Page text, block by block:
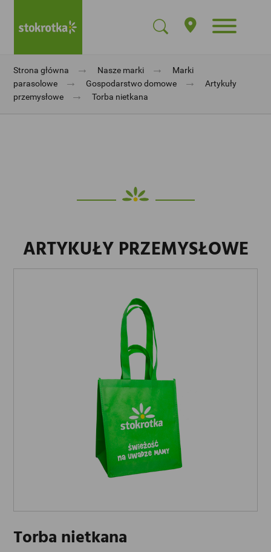
Strona główna → Nasze marki →
Marki
parasolowe
→ Gospodarstwo domowe →
Artykuły
przemysłowe
→ Torba nietkana
ARTYKUŁY PRZEMYSŁOWE
Torba nietkana